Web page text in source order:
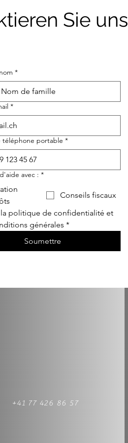
Sie uns
*
*
téléphone portable *
avec : *
Conseils fiscaux
politique de confidentialité et
générales *
Soumettre
+41 77 426 86 57